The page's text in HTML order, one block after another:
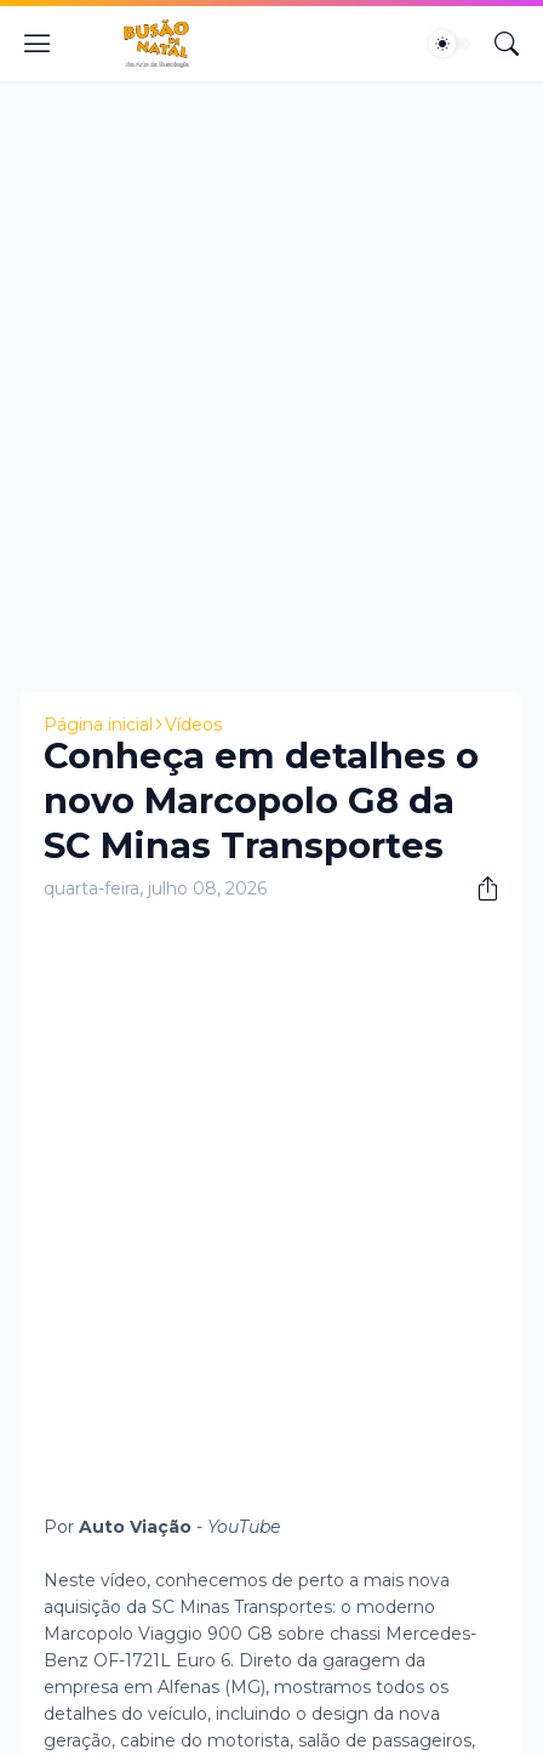
Página inicial Vídeos
Conheça em detalhes o
novo Marcopolo G8 da
SC Minas Transportes
quarta-feira, julho 08, 2026
Por Auto Viação - YouTube
Neste vídeo, conhecemos de perto a mais nova
aquisição da SC Minas Transportes: o moderno
Marcopolo Viaggio 900 G8 sobre chassi Mercedes-
Benz OF-1721L Euro 6. Direto da garagem da
empresa em Alfenas (MG), mostramos todos os
detalhes do veículo, incluindo o design da nova
geração, cabine do motorista, salão de passageiros,